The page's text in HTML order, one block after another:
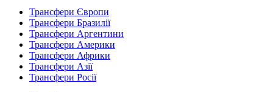
Трансфери Європи
Трансфери Бразилії
Трансфери Аргентини
Трансфери Америки
Трансфери Африки
Трансфери Азії
Трансфери Росії